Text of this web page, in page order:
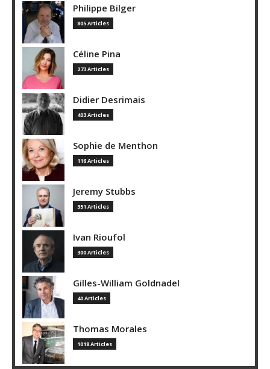
Philippe Bilger
805 Articles
Céline Pina
273 Articles
Didier Desrimais
403 Articles
Sophie de Menthon
116 Articles
Jeremy Stubbs
351 Articles
Ivan Rioufol
300 Articles
Gilles-William Goldnadel
40 Articles
Thomas Morales
1018 Articles